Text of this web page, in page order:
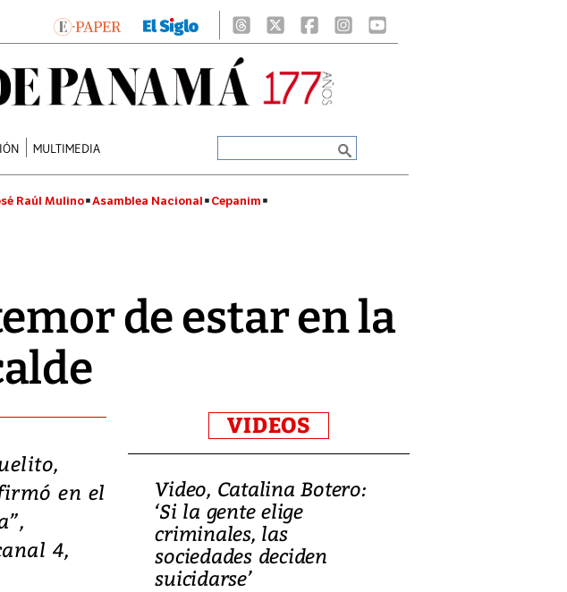
MULTIMEDIA
Raúl Mulino Asamblea Nacional Cepanim
de estar en la
en el
4,
VIDEOS
Video, Catalina Botero:
‘Si la gente elige
criminales, las
sociedades deciden
suicidarse’